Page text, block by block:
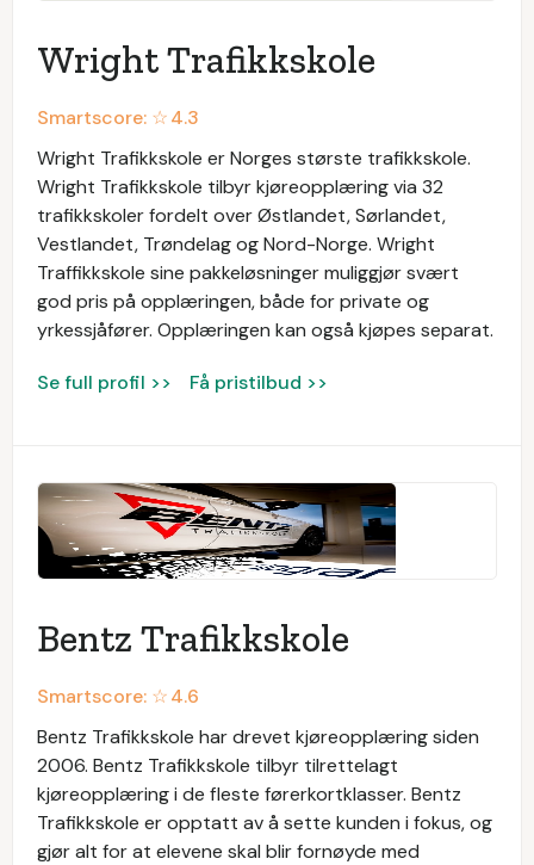
Wright Trafikkskole
Smartscore: ☆4.3
Wright Trafikkskole er Norges største trafikkskole.
Wright Trafikkskole tilbyr kjøreopplæring via 32
trafikkskoler fordelt over Østlandet, Sørlandet,
Vestlandet, Trøndelag og Nord-Norge. Wright
Traffikkskole sine pakkeløsninger muliggjør svært
god pris på opplæringen, både for private og
yrkessjåfører. Opplæringen kan også kjøpes separat.
Se full profil >> Få pristilbud >>
Bentz Trafikkskole
Smartscore: ☆4.6
Bentz Trafikkskole har drevet kjøreopplæring siden
2006. Bentz Trafikkskole tilbyr tilrettelagt
kjøreopplæring i de fleste førerkortklasser. Bentz
Trafikkskole er opptatt av å sette kunden i fokus, og
gjør alt for at elevene skal blir fornøyde med